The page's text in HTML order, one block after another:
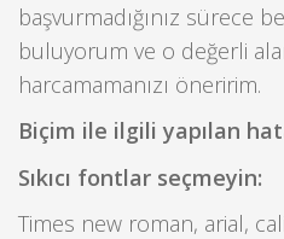
başvurmadığınız sürece
buluyorum ve o değerli
harcamamanızı öneririm.
Biçim ile ilgili yapılan
Sıkıcı fontlar seçmeyin:
Times new roman, arial,